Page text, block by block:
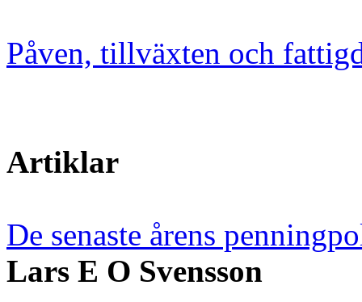
Påven, tillväxten och
Artiklar
De senaste årens
Lars E O Svensson